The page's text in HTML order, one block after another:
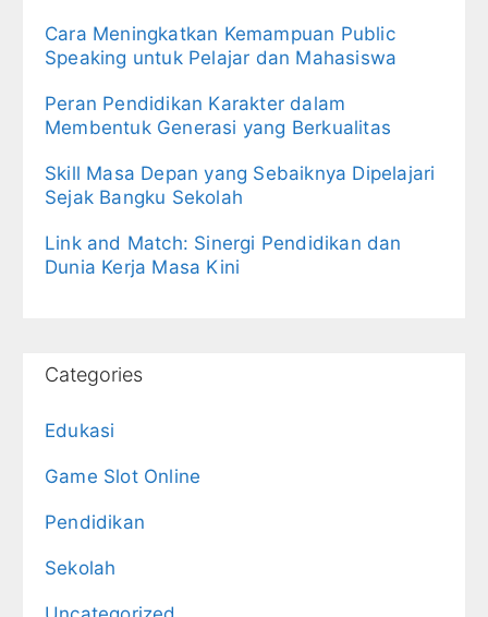
Cara Meningkatkan Kemampuan Public
Speaking untuk Pelajar dan Mahasiswa
Peran Pendidikan Karakter dalam
Membentuk Generasi yang Berkualitas
Skill Masa Depan yang Sebaiknya Dipelajari
Sejak Bangku Sekolah
Link and Match: Sinergi Pendidikan dan
Dunia Kerja Masa Kini
Categories
Edukasi
Game Slot Online
Pendidikan
Sekolah